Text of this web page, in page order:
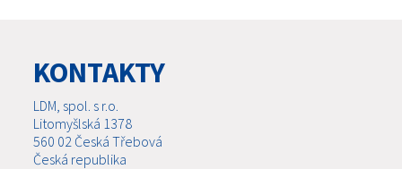
KONTAKTY
LDM, spol. s r.o.
Litomyšlská 1378
560 02 Česká Třebová
Česká republika